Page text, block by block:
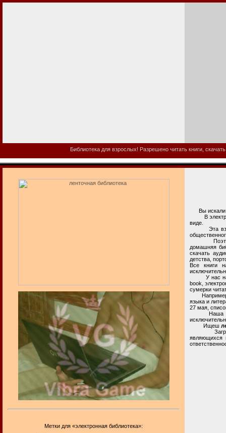
Библиотека для взрослых! Разрешено читать книги,
Метки для «электронная библиотека»:
Вы искали
В
виде.
Эта
Поэтому, в
домашняя
скачать
детства,
Все книги
У нас на
book,
сумерки
Например,
языка и
27 мая,
Наша
Ищеш
Загрузка
являющихся